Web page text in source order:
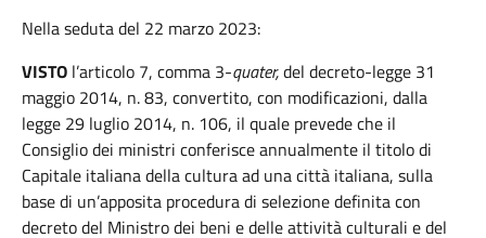
Nella seduta del 22 marzo 2023:
VISTO l’articolo 7, comma 3-quater,del decreto-legge 31
maggio 2014, n. 83, convertito, con modificazioni, dalla
legge 29 luglio 2014, n. 106, il quale prevede che il
Consiglio dei ministri conferisce annualmente il titolo di
Capitale italiana della cultura ad una città italiana, sulla
base di un’apposita procedura di selezione definita con
decreto del Ministro dei beni e delle attività culturali e del